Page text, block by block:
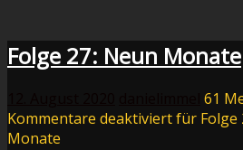
Folge 27: Neun Monate
61
Kommentare deaktiviertfür Folge
Monate